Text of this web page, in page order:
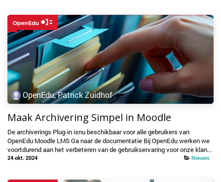
OpenEdu, Patrick Zuidhof
Maak Archivering Simpel in Moodle
De archiverings Plug-in isnu beschikbaar voor alle gebruikers van
OpenEdu Moodle LMS Ga naar de documentatie Bij OpenEdu werken we
voortdurend aan het verbeteren van de gebruikservaring voor onze klan...
24 okt. 2024 Nieuws